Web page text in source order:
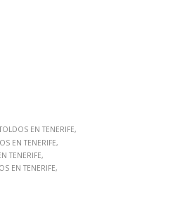
EN TENERIFE
EN TENERIFE
TENERIFE
EN TENERIFE